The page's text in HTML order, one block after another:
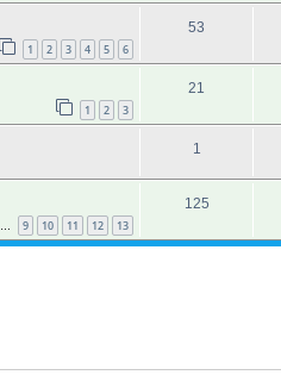
1 2 3 4 5 6
53
1 2 3
21
1
… 9 10 11 12 13
125